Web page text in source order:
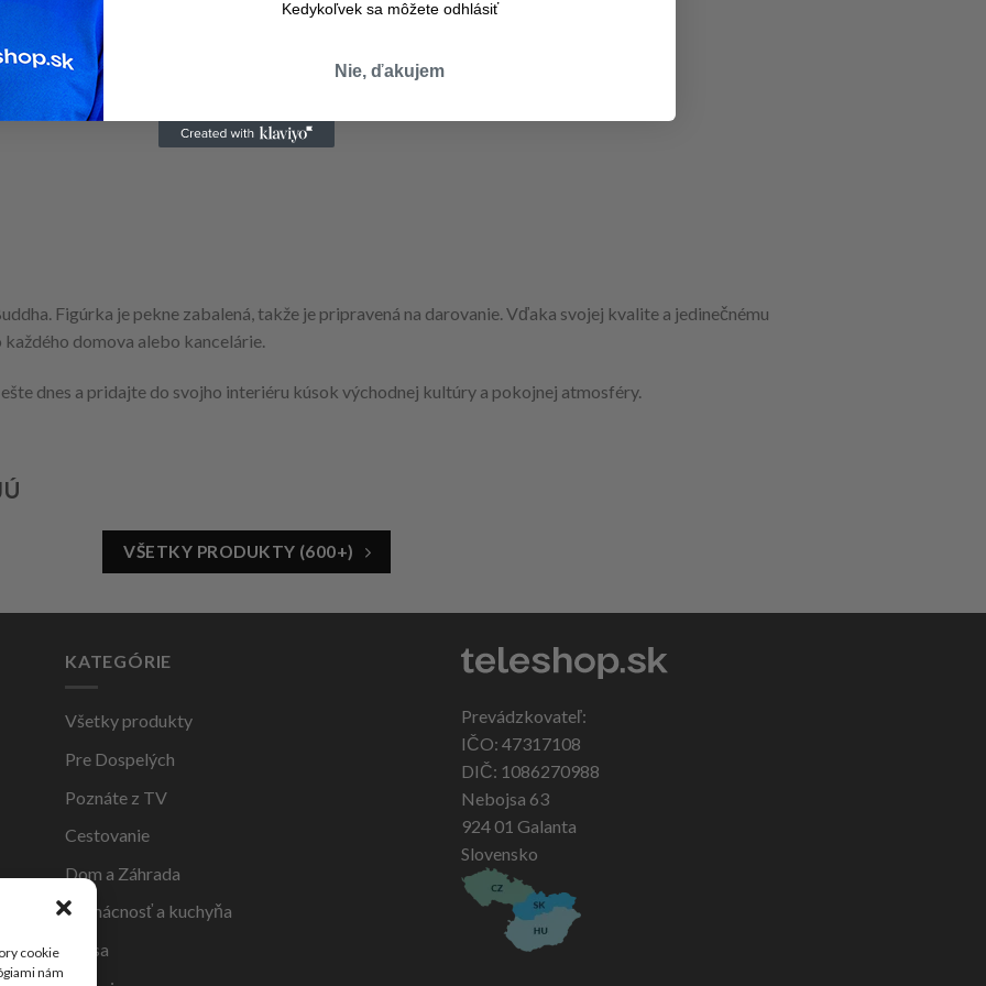
cookie
nám
Figúrka je pekne zabalená, takže je pripravená na darovanie. Vďaka svojej kvalite a jedinečnému
domova alebo kancelárie.
dnes a pridajte do svojho interiéru kúsok východnej kultúry a pokojnej atmosféry.
VŠETKY PRODUKTY (600+)
KATEGÓRIE
Všetky produkty
Pre Dospelých
Poznáte z TV
Cestovanie
Dom a Záhrada
Domácnosť a kuchyňa
Krása
Prevádzkovateľ:
IČO: 47317108
DIČ: 1086270988
Nebojsa 63
924 01 Galanta
Slovensko
Kedykoľvek sa môžete odhlásiť
Nie, ďakujem